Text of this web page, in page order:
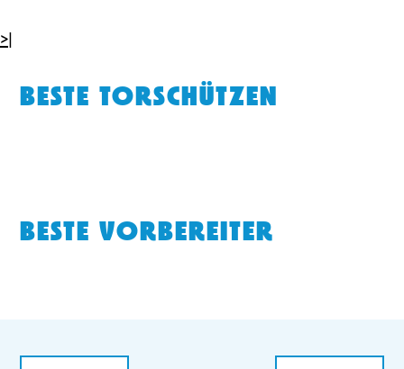
>|
BESTE TORSCHÜTZEN
BESTE VORBEREITER